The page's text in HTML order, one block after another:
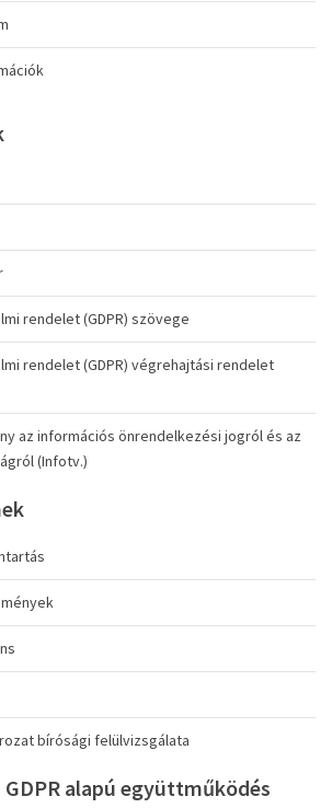
rendelet (GDPR) szövege
rendelet (GDPR) végrehajtási rendelet
az információs önrendelkezési jogról és az
(Infotv.)
bírósági felülvizsgálata
alapú együttműködés